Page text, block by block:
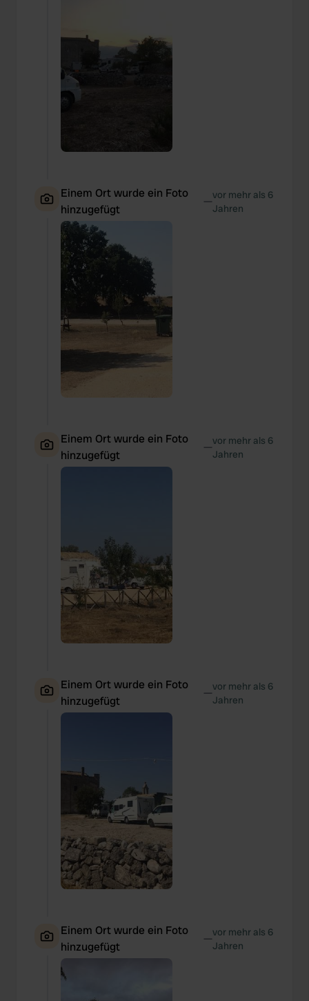
Einem Ort wurde ein Foto
hinzugefügt
—vor mehr als 6
Jahren
Einem Ort wurde ein Foto
hinzugefügt
—vor mehr als 6
Jahren
Einem Ort wurde ein Foto
hinzugefügt
—vor mehr als 6
Jahren
Einem Ort wurde ein Foto
hinzugefügt
—vor mehr als 6
Jahren